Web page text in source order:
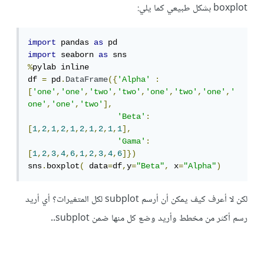
boxplot بشكل طبيعي كما يلي:
import pandas as
import
seaborn as
%pylab inline
df = pd.DataFrame({'Alpha'
:
['one','one','two','two','one','two','one','
one','one','two'],
'Beta':
[1,2,1,2,1,2,1,2,1,1],
'Gama':
[1,2,3,4,6,1,2,3,4,6]})
sns.boxplot( data=df,y="Beta", x="Alpha")
لكن لا أعرف كيف يمكن أن أرسم subplot لكل المتغيرات؟ أي أريد
رسم أكثر من مخطط وأريد وضع كل منها ضمن subplot..